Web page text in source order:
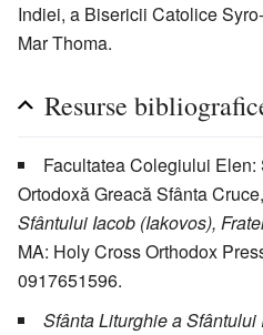
Indiei, a Bisericii Catolice
Mar Thoma.
Resurse
Facultatea Colegiului
Ortodoxă Greacă Sfânta Cruce,
Sfântului Iacob (Iakovos),
MA: Holy Cross Orthodox
0917651596.
Sfânta Liturghie a Sfântului